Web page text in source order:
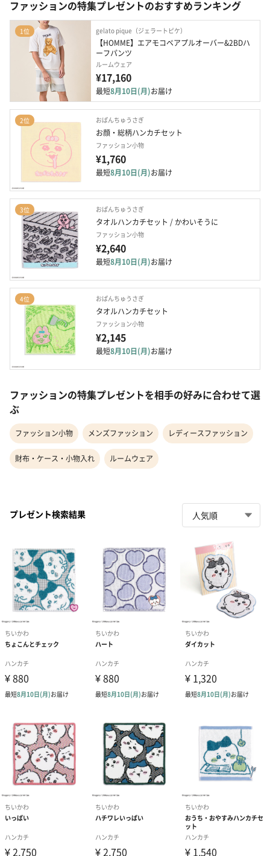
ファッションの特集プレゼントのおすすめランキング
1位 gelato pique（ジェラートピケ）
【HOMME】エアモコベアプルオーバー&2BDハ
ーフパンツ
ルームウェア
¥17,160
最短8月10日(月)お届け
2位 おぱんちゅうさぎ
お顔・総柄ハンカチセット
ファッション小物
¥1,760
最短8月10日(月)お届け
3位 おぱんちゅうさぎ
タオルハンカチセット / かわいそうに
ファッション小物
¥2,640
最短8月10日(月)お届け
4位 おぱんちゅうさぎ
タオルハンカチセット
ファッション小物
¥2,145
最短8月10日(月)お届け
ファッションの特集プレゼントを相手の好みに合わせて選
ぶ
ファッション小物 メンズファッション レディースファッション
財布・ケース・小物入れ ルームウェア
プレゼント検索結果